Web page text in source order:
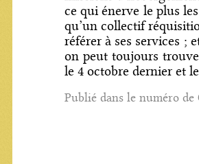
ce qui énerve le plus
qu’un collectif
référer à ses services ;
on peut toujours
le 4 octobre dernier et
Publié dans le numéro de